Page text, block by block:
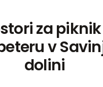
za
v
dolini